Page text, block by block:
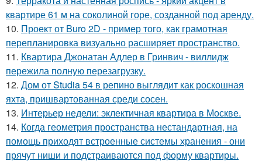
квартире 61 м на соколиной горе, созданной под аренду.
10. Проект от Buro 2D - пример того, как грамотная
перепланировка визуально расширяет пространство.
11. Квартира Джонатан Адлер в Гринвич - виллидж
пережила полную перезагрузку.
12. Дом от Studia 54 в репино выглядит как роскошная
яхта, пришвартованная среди сосен.
13. Интерьер недели: эклектичная квартира в Москве.
14. Когда геометрия пространства нестандартная, на
помощь приходят встроенные системы хранения - они
прячут ниши и подстраиваются под форму квартиры.